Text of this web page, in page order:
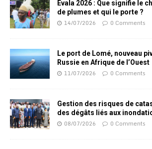
Evala 2026 : Que signifie le
de plumes et qui le porte ?
14/07/2026 0 Comments
Le port de Lomé, nouveau
Russie en Afrique de l’Ouest
11/07/2026 0 Comments
Gestion des risques de
des dégâts liés aux
08/07/2026 0 Comments